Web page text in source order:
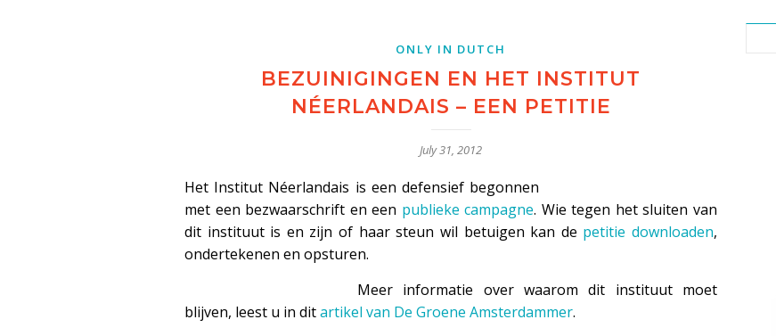
ONLY IN DUTCH
BEZUINIGINGEN EN HET INSTITUT
NÉERLANDAIS – EEN PETITIE
July 31, 2012
Het Institut Néerlandais is een defensief begonnen
met een bezwaarschrift en een publieke campagne. Wie tegen het sluiten van
dit instituut is en zijn of haar steun wil betuigen kan de petitie downloaden,
ondertekenen en opsturen.
Meer informatie over waarom dit instituut moet
blijven, leest u in ditartikel van De Groene Amsterdammer.